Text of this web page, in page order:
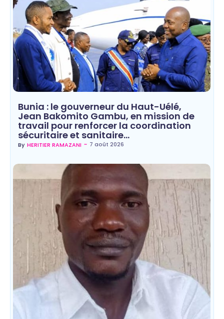
Bunia : le gouverneur du Haut-Uélé,
Jean Bakomito Gambu, en mission de
travail pour renforcer la coordination
sécuritaire et sanitaire…
By HERITIER RAMAZANI ~ 7 août 2026